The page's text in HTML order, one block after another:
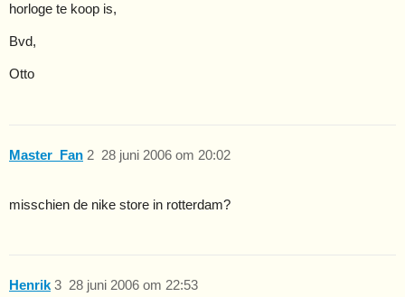
horloge te koop is,
Bvd,
Otto
Master_Fan 28 juni 2006 om 20:02
2
misschien de nike store in rotterdam?
Henrik 28 juni 2006 om 22:53
3